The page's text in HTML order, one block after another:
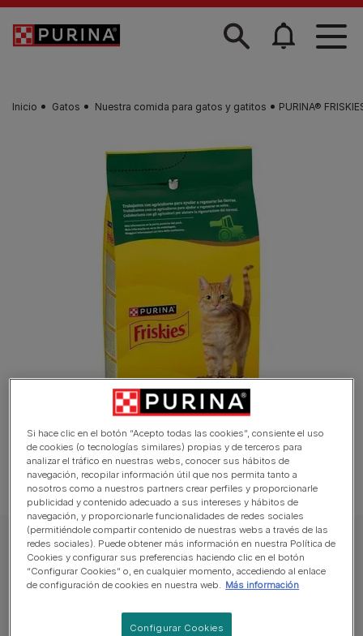
Skip to main content
Inicio Gatos Nuestra comida para gatos y gatitos PURINA®
PURINA® FRISKIES® Adulto con Salmón y Verduras
PURINA® FRISKIES® Adulto con Salmón y
Verduras
Sin reseñas aún
Si hace clic en el botón “Acepto todas las cookies”, consiente el uso
de cookies (o tecnologías similares) propias y de terceros para
analizar el tráfico en nuestras webs, conocer sus hábitos de
navegación, recopilar información útil que nos permita tanto a
nosotros como a nuestros partners crear perfiles y proporcionarle
publicidad y contenido adecuado a sus intereses y hábitos de
navegación, y proporcionarle funcionalidades de redes sociales
(permitiéndole compartir contenido de nuestras webs a través de las
redes sociales). Puede obtener más información en nuestra Política de
Cookies y configurar sus preferencias haciendo clic en el botón
“Configurar Cookies” o, en cualquier momento, accediendo al enlace
de configuración de cookies en nuestra web. Más información
Configurar Cookies